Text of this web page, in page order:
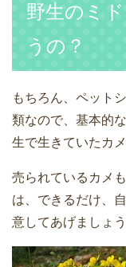
野生のミ
うの？
もちろん、ペット
類なので、基本的
生で生きていたカ
売られているカメ
は、できるだけ、
意してあげましょう